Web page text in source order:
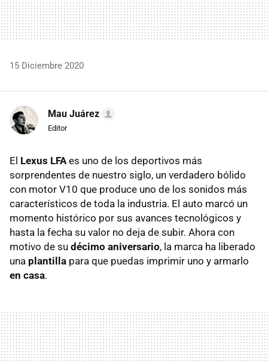
15 Diciembre 2020
Mau Juárez
Editor
El Lexus LFAes uno de los deportivos más
sorprendentes de nuestro siglo, un verdadero bólido
con motor V10 que produce uno de los sonidos más
característicos de toda la industria. El auto marcó un
momento histórico por sus avances tecnológicos y
hasta la fecha su valor no deja de subir. Ahora con
motivo de su décimo aniversario, la marca ha liberado
una plantilla para que puedas imprimir uno y armarlo
en casa.